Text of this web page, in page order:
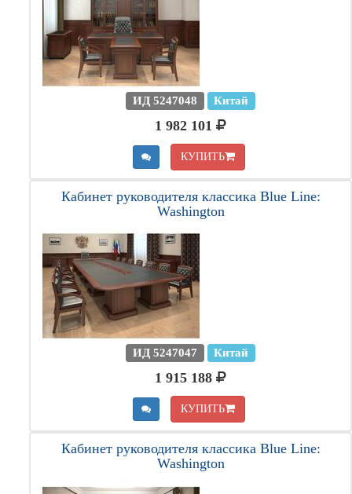
ИД 5247048 Китай
1 982 101
КУПИТЬ
Кабинет руководителя классика Blue Line:
Washington
ИД 5247047 Китай
1 915 188
КУПИТЬ
Кабинет руководителя классика Blue Line:
Washington